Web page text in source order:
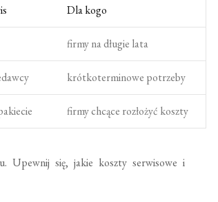
Dla kogo
firmy na długie lata
krótkoterminowe potrzeby
firmy chcące rozłożyć koszty
Upewnij się, jakie koszty serwisowe i